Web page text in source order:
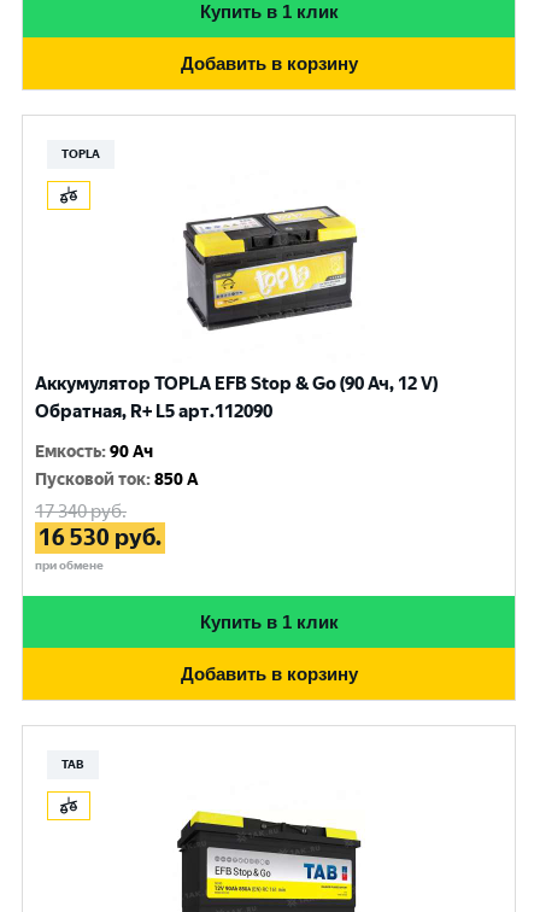
Купить в 1 клик
Добавить в корзину
TOPLA
Аккумулятор TOPLA EFB Stop & Go (90 Ач, 12 V)
Обратная, R+ L5 арт.112090
Емкость:90 Ач
Пусковой ток:850 A
17 340руб.
16 530 руб.
при обмене
Купить в 1 клик
Добавить в корзину
TAB